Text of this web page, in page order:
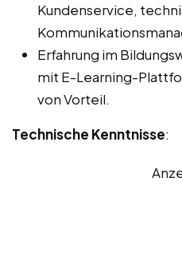
Kundenservice,
Erfahrung im
mit E-Learning-
von Vorteil.
Technische Kenntnisse: